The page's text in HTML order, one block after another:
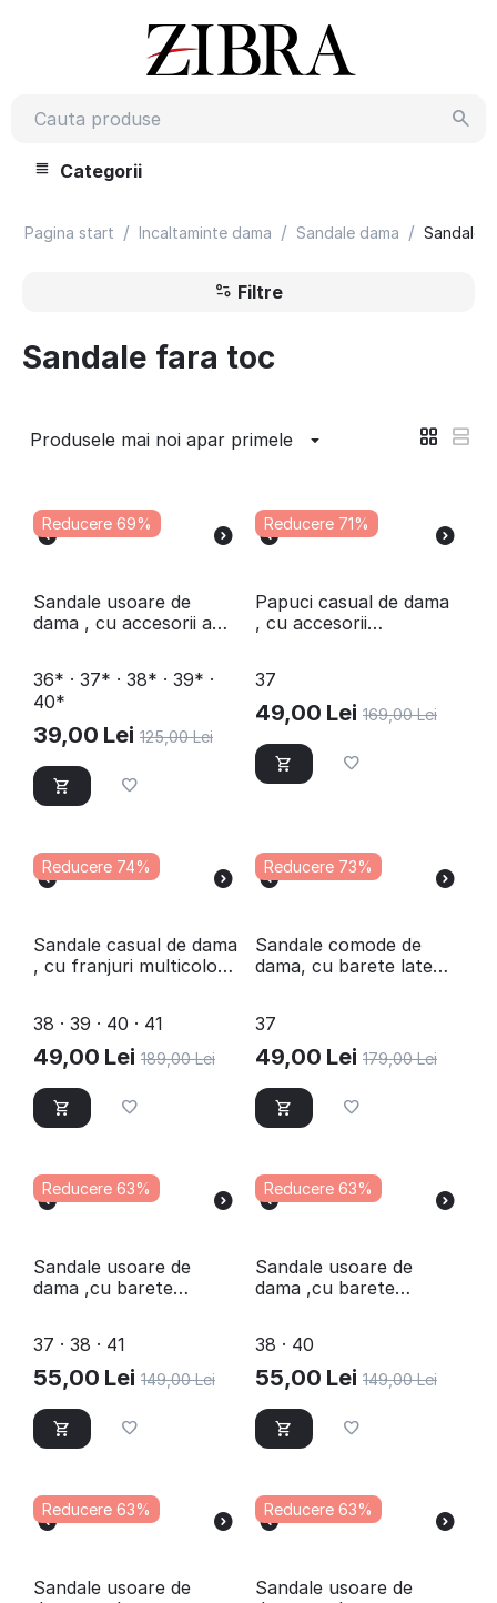
Categorii
Pagina start / Incaltaminte dama / Sandale dama / Sandale
Filtre
Sandale fara toc
Produsele mai noi apar primele
Reducere 69%
​Sandale usoare de
dama , cu accesorii aurii
36* · 37* · 38* · 39* ·
40*
39,00 Lei 125,00 Lei
Reducere 71%
​Papuci casual de dama
, cu accesorii
37
49,00 Lei 169,00 Lei
Reducere 74%
​Sandale casual de dama
, cu franjuri multicolori
38 · 39 · 40 · 41
49,00 Lei 189,00 Lei
Reducere 73%
​Sandale comode de
dama, cu barete late
37
49,00 Lei 179,00 Lei
Reducere 63%
Sandale usoare de
dama ,cu barete
37 · 38 · 41
55,00 Lei 149,00 Lei
Reducere 63%
Sandale usoare de
dama ,cu barete
38 · 40
55,00 Lei 149,00 Lei
Reducere 63%
Sandale usoare de
Reducere 63%
Sandale usoare de